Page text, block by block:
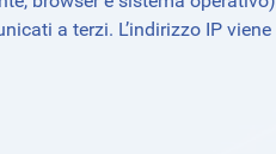
a terzi. L’indirizzo IP viene